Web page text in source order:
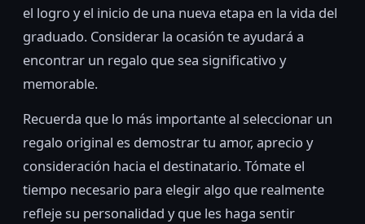
el logro y el inicio de una nueva etapa en la vida del
graduado. Considerar la ocasión te ayudará a
encontrar un regalo que sea significativo y
memorable.
Recuerda que lo más importante al seleccionar un
regalo original es demostrar tu amor, aprecio y
consideración hacia el destinatario. Tómate el
tiempo necesario para elegir algo que realmente
refleje su personalidad y que les haga sentir